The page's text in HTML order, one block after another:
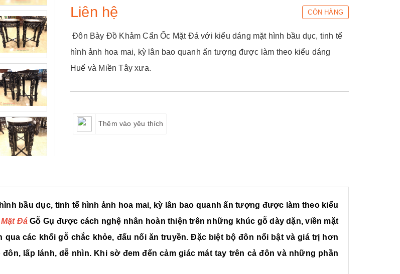
Liên hệ CÒN HÀNG
Đôn Bày Đồ Khảm Cẩn Ốc Mặt Đá với kiểu dáng mặt hình bầu dục, tinh tế
hình ảnh hoa mai, kỳ lân bao quanh ấn tượng được làm theo kiểu dáng
Huế và Miền Tây xưa.
Thêm vào yêu thích
bầu dục, tinh tế hình ảnh hoa mai, kỳ lân bao quanh ấn tượng được làm theo kiểu
Mặt ĐáGỗ Gụ được cách nghệ nhân hoàn thiện trên những khúc gỗ dày dặn, viền mặt
các khối gỗ chắc khỏe, đấu nối ăn truyền. Đặc biệt bộ đôn nổi bật và giá trị hơn
lấp lánh, dễ nhìn. Khi sờ đem đến cảm giác mát tay trên cả đôn và những phần